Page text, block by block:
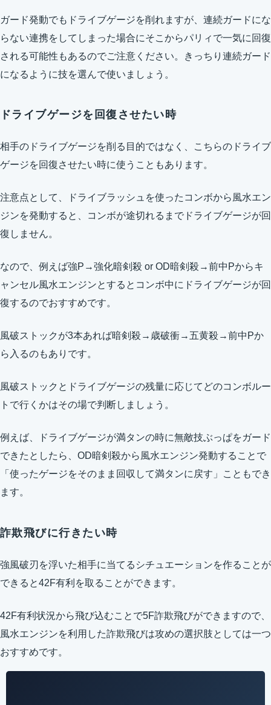
ガード発動でもドライブゲージを削れますが、連続ガードにな
らない連携をしてしまった場合にそこからパリィで一気に回復
される可能性もあるのでご注意ください。きっちり連続ガード
になるように技を選んで使いましょう。
ドライブゲージを回復させたい時
相手のドライブゲージを削る目的ではなく、こちらのドライブ
ゲージを回復させたい時に使うこともあります。
注意点として、ドライブラッシュを使ったコンボから風水エン
ジンを発動すると、コンボが途切れるまでドライブゲージが回
復しません。
なので、例えば強P→強化暗剣殺 or OD暗剣殺→前中Pからキ
ャンセル風水エンジンとするとコンボ中にドライブゲージが回
復するのでおすすめです。
風破ストックが3本あれば暗剣殺→歳破衝→五黄殺→前中Pか
ら入るのもありです。
風破ストックとドライブゲージの残量に応じてどのコンボルー
トで行くかはその場で判断しましょう。
例えば、ドライブゲージが満タンの時に無敵技ぶっぱをガード
できたとしたら、OD暗剣殺から風水エンジン発動することで
「使ったゲージをそのまま回収して満タンに戻す」こともでき
ます。
詐欺飛びに行きたい時
強風破刃を浮いた相手に当てるシチュエーションを作ることが
できると42F有利を取ることができます。
42F有利状況から飛び込むことで5F詐欺飛びができますので、
風水エンジンを利用した詐欺飛びは攻めの選択肢としては一つ
おすすめです。